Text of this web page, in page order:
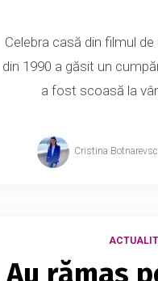
Celebra casă din filmul de
din 1990 a găsit un
a fost scoasă la
Cristina
Au rămas